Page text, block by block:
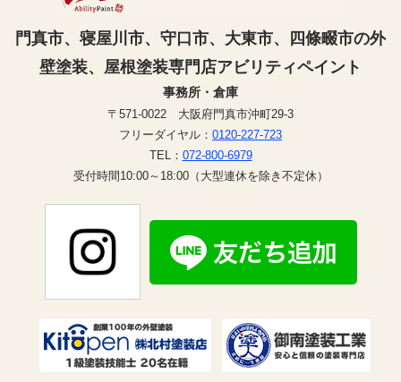
門真市、寝屋川市、守口市、大東市、四條畷市の外
壁塗装、屋根塗装専門店アビリティペイント
事務所・倉庫
〒571-0022 大阪府門真市沖町29-3
フリーダイヤル： 0120-227-723
TEL： 072-800-6979
受付時間10:00～18:00（大型連休を除き不定休）